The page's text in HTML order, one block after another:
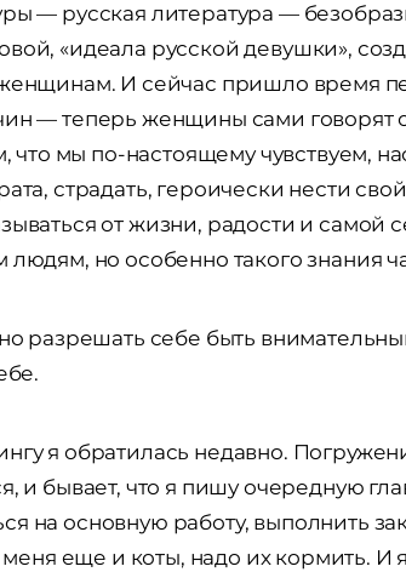
— русская литература —
«идеала русской девушки»,
И сейчас пришло время
— теперь женщины сами говорят
что мы по-настоящему чувствуем,
страдать, героически нести
от жизни, радости и самой
людям, но особенно такого знания
разрешать себе быть
я обратилась недавно.
и бывает, что я пишу очередную
на основную работу, выполнить
меня еще и коты, надо их кормить.